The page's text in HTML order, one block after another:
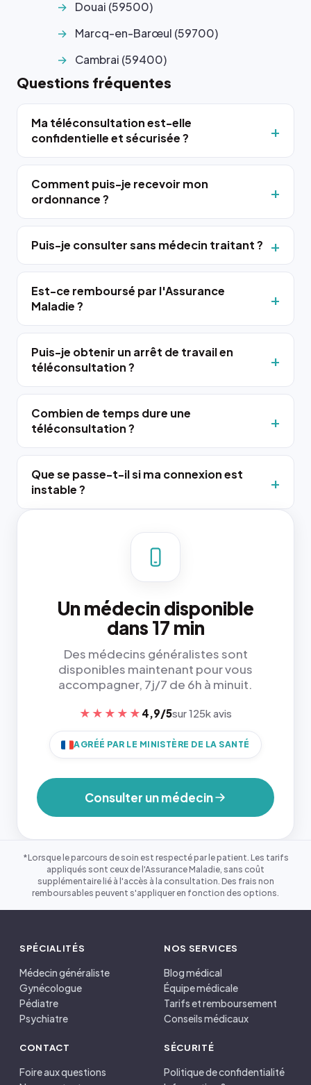
Douai (59500)
Marcq-en-Barœul (59700)
Cambrai (59400)
Questions fréquentes
Ma téléconsultation est-elle
confidentielle et sécurisée ?
Comment puis-je recevoir mon
ordonnance ?
Puis-je consulter sans médecin traitant ?
Est-ce remboursé par l'Assurance
Maladie ?
Puis-je obtenir un arrêt de travail en
téléconsultation ?
Combien de temps dure une
téléconsultation ?
Que se passe-t-il si ma connexion est
instable ?
Un médecin disponible
dans 17 min
Des médecins généralistes sont
disponibles maintenant pour vous
accompagner, 7j/7 de 6h à minuit.
★★★★★ 4,9/5sur 125k avis
AGRÉÉ PAR LE MINISTÈRE DE LA SANTÉ
Consulter un médecin
*Lorsque le parcours de soin est respecté par le patient. Les tarifs
appliqués sont ceux de l'Assurance Maladie, sans coût
supplémentaire lié à l'accès à la consultation. Des frais non
remboursables peuvent s'appliquer en fonction des options.
SPÉCIALITÉS
Médecin généraliste
Gynécologue
Pédiatre
Psychiatre
NOS SERVICES
Blog médical
Équipe médicale
Tarifs et remboursement
Conseils médicaux
CONTACT
Foire aux questions
SÉCURITÉ
Politique de confidentialité